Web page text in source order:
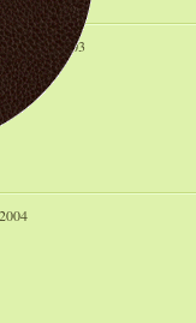
Intézet, 2003